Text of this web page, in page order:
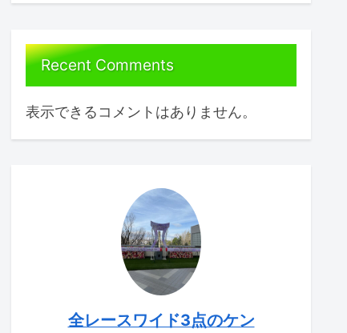
Recent Comments
表示できるコメントはありません。
全レースワイド3点のケン